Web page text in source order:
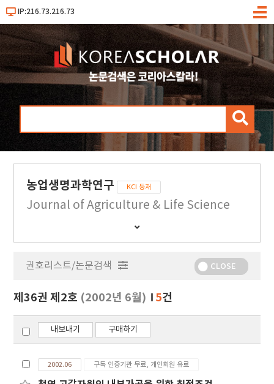
IP:216.73.216.73
메
검
농업생명과학연구 KCI 등재
Journal of Agriculture & Life Science
간
행
보
기
권호리스트/논문검색 CLOSE
제36권 제2호 (2002년 6월) 5건
내보내기 구매하기
2002.06 구독 인증기관 무료, 개인회원 유료